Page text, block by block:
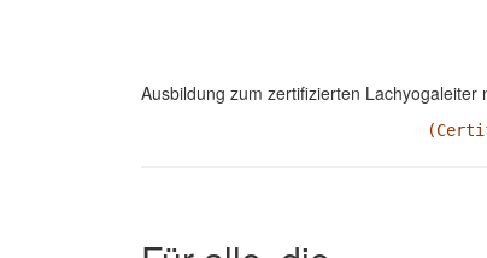
Ausbildung zum zertifizierten Lachyogaleiter